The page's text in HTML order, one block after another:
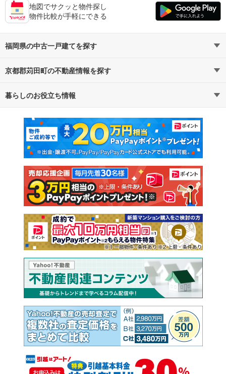
地図でサクッと物件探し
物件比較が手軽にできる
福岡県の中古一戸建てを探す
路線・駅から探す
通勤・通学時間から探す
京都郡苅田町の不動産情報を探す
不動産・住宅
新築マンション 中古マンション
新築一戸建て 中古一戸建て
注文住宅 土地
売却査定
暮らしのお役立ち情報
マンションカタログ 教えて！住まいの先生